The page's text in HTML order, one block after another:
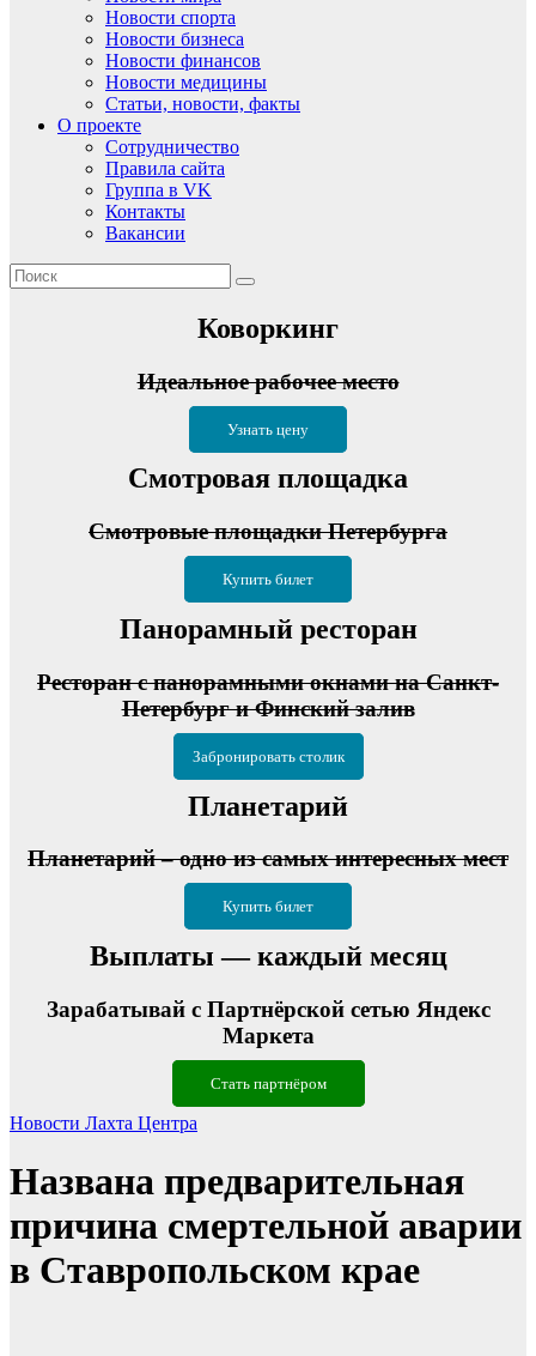
Новости спорта
Новости бизнеса
Новости финансов
Новости медицины
Статьи, новости, факты
О проекте
Сотрудничество
Правила сайта
Группа в VK
Контакты
Вакансии
Коворкинг
Идеальное рабочее место
Узнать цену
Смотровая площадка
Смотровые площадки Петербурга
Купить билет
Панорамный ресторан
Ресторан с панорамными окнами на Санкт-
Петербург и Финский залив
Забронировать столик
Планетарий
Планетарий – одно из самых интересных мест
Купить билет
Выплаты — каждый месяц
Зарабатывай с Партнёрской сетью Яндекс
Маркета
Стать партнёром
Новости Лахта Центра
Названа предварительная
причина смертельной аварии
в Ставропольском крае